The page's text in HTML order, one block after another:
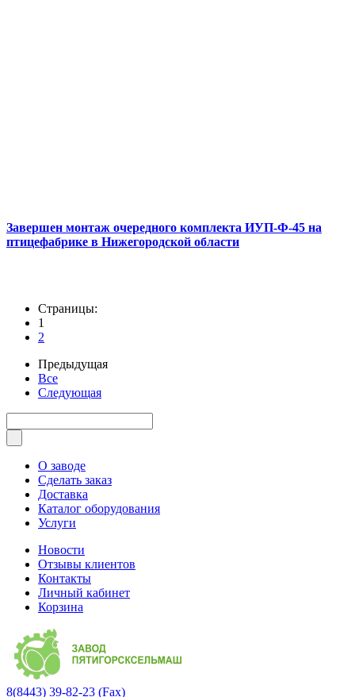
Завершен монтаж очередного комплекта ИУП-Ф-45 на
птицефабрике в Нижегородской области
Страницы:
1
2
Предыдущая
Все
Следующая
О заводе
Сделать заказ
Доставка
Каталог оборудования
Услуги
Новости
Отзывы клиентов
Контакты
Личный кабинет
Корзина
8(8443) 39-82-23 (Fax)